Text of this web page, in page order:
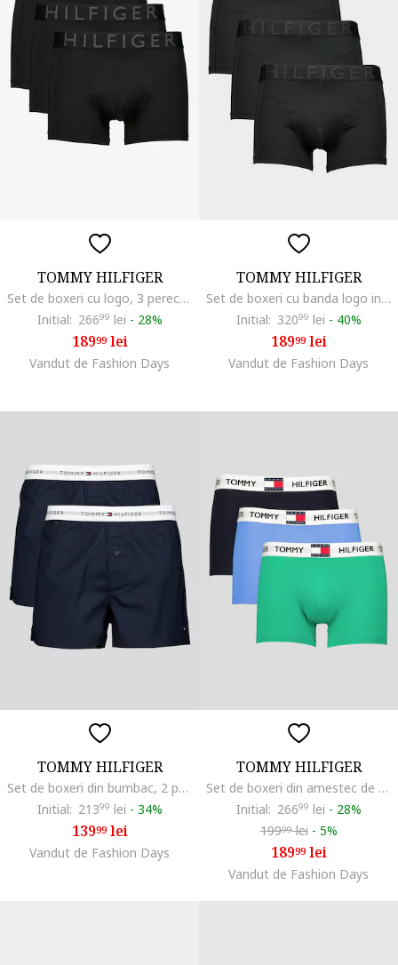
TOMMY HILFIGER
Set de boxeri cu logo, 3 perechi, Negru stins
Initial: 26699 lei - 28%
18999lei
Vandut de Fashion Days
TOMMY HILFIGER
Set de boxeri cu banda logo in talie - 3 perechi, Negru
Initial: 32099 lei - 40%
18999lei
Vandut de Fashion Days
TOMMY HILFIGER
Set de boxeri din bumbac, 2 perechi, Bleumarin stins
Initial: 21399 lei - 34%
13999lei
Vandut de Fashion Days
TOMMY HILFIGER
Set de boxeri din amestec de bumbac cu logo - 3 perechi, Verde/Albastru ultramarin/Albastru
Initial: 26699 lei - 28%
19999lei - 5%
18999lei
Vandut de Fashion Days